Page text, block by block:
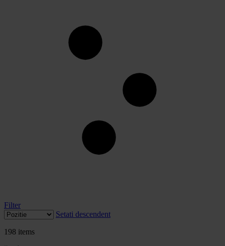
Filter
Setati descendent
198 items